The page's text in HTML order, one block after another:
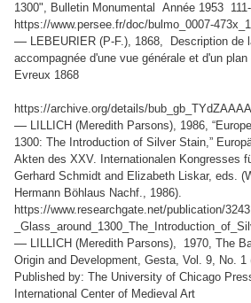
1300", Bulletin Monumental Année 1953
https://www.persee.fr/doc/bulmo_0007-
— LEBEURIER (P-F.), 1868, Description de
accompagnée d'une vue générale et d'un
Evreux 1868
https://archive.org/details/
— LILLICH (Meredith Parsons), 1986,
1300: The Introduction of Silver Stain,”
Akten des XXV. Internationalen Kongresses
Gerhard Schmidt and Elizabeth Liskar, eds.
Hermann Böhlaus Nachf., 1986).
https://www.researchgate.net/publication/
— LILLICH (Meredith Parsons), 1970, The
Origin and Development, Gesta, Vol. 9, No. 1
Published by: The University of Chicago
International Center of Medieval Art